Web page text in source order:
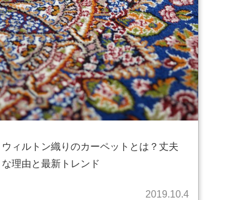
ウィルトン織りのカーペットとは？丈夫
な理由と最新トレンド
2019.10.4